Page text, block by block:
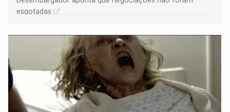
esgotadas